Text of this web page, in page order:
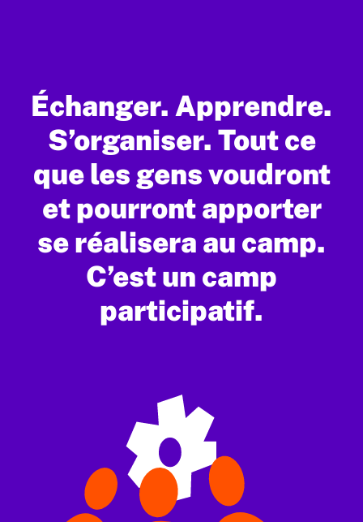
Échanger. Apprendre.
S’organiser. Tout ce
que les gens voudront
et pourront apporter
se réalisera au camp.
C’est un camp
participatif.